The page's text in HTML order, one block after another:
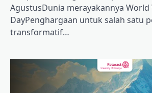
AgustusDunia merayakannya World
DayPenghargaan untuk salah satu
transformatif…